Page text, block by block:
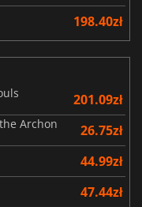
198.40zł
201.09zł
Archon 26.75zł
44.99zł
47.44zł